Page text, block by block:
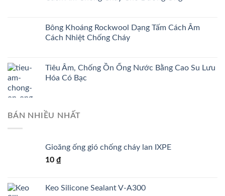
Bông Khoáng Rockwool Dạng Tấm Cách Âm
Cách Nhiệt Chống Cháy
Tiêu Âm, Chống Ồn Ống Nước Bằng Cao Su Lưu
Hóa Có Bạc
BÁN NHIỀU NHẤT
Gioăng ống gió chống cháy lan IXPE
10 ₫
Keo Silicone Sealant V-A300